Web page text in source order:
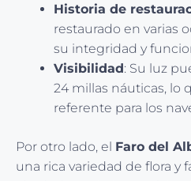
Historia de
restaurado en varias
su integridad y
Visibilidad: Su luz
24 millas náuticas, lo
referente para los
Por otro lado, el Faro del
una rica variedad de flora y